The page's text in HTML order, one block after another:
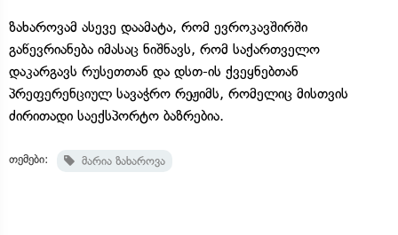
ზახაროვამ ასევე დაამატა, რომ ევროკავშირში
გაწევრიანება იმასაც ნიშნავს, რომ საქართველო
დაკარგავს რუსეთთან და დსთ-ის ქვეყნებთან
პრეფერენციულ სავაჭრო რეჟიმს, რომელიც მისთვის
ძირითადი საექსპორტო ბაზრებია.
თემები: მარია ზახაროვა